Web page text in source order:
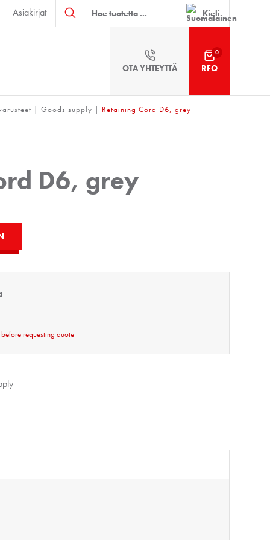
Asiakirjat search Kieli
OTA YHTEYTTÄ
0
RFQ
|Goods supply | Retaining Cord D6, grey
D6, grey
requesting quote